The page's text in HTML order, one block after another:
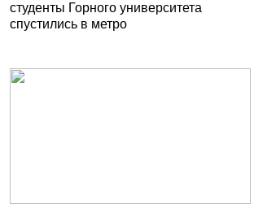
студенты Горного университета
спустились в метро